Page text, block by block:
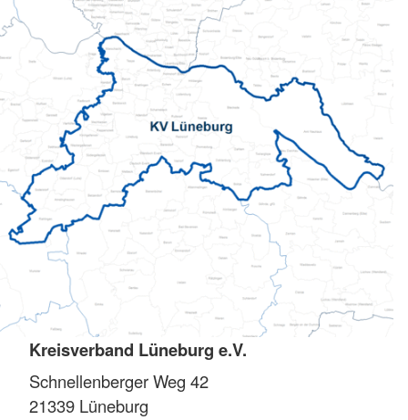
Kreisverband Lüneburg e.V.
Schnellenberger Weg 42
21339 Lüneburg